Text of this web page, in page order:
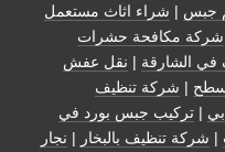
جبس | شراء اثاث مستعمل
شركة مكافحة حشرات
الشارقة | نقل عفش
| شركة تنظيف
| تركيب جبس بورد في
| شركة تنظيف بالبخار | نجار